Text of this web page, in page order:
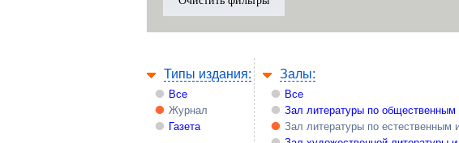
Типы издания:
Все
Журнал
Газета
Залы:
Все
Зал литературы по общественным
Зал литературы по естественным